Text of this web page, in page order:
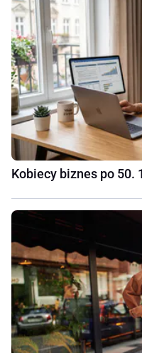
Kobiecy biznes po 50.